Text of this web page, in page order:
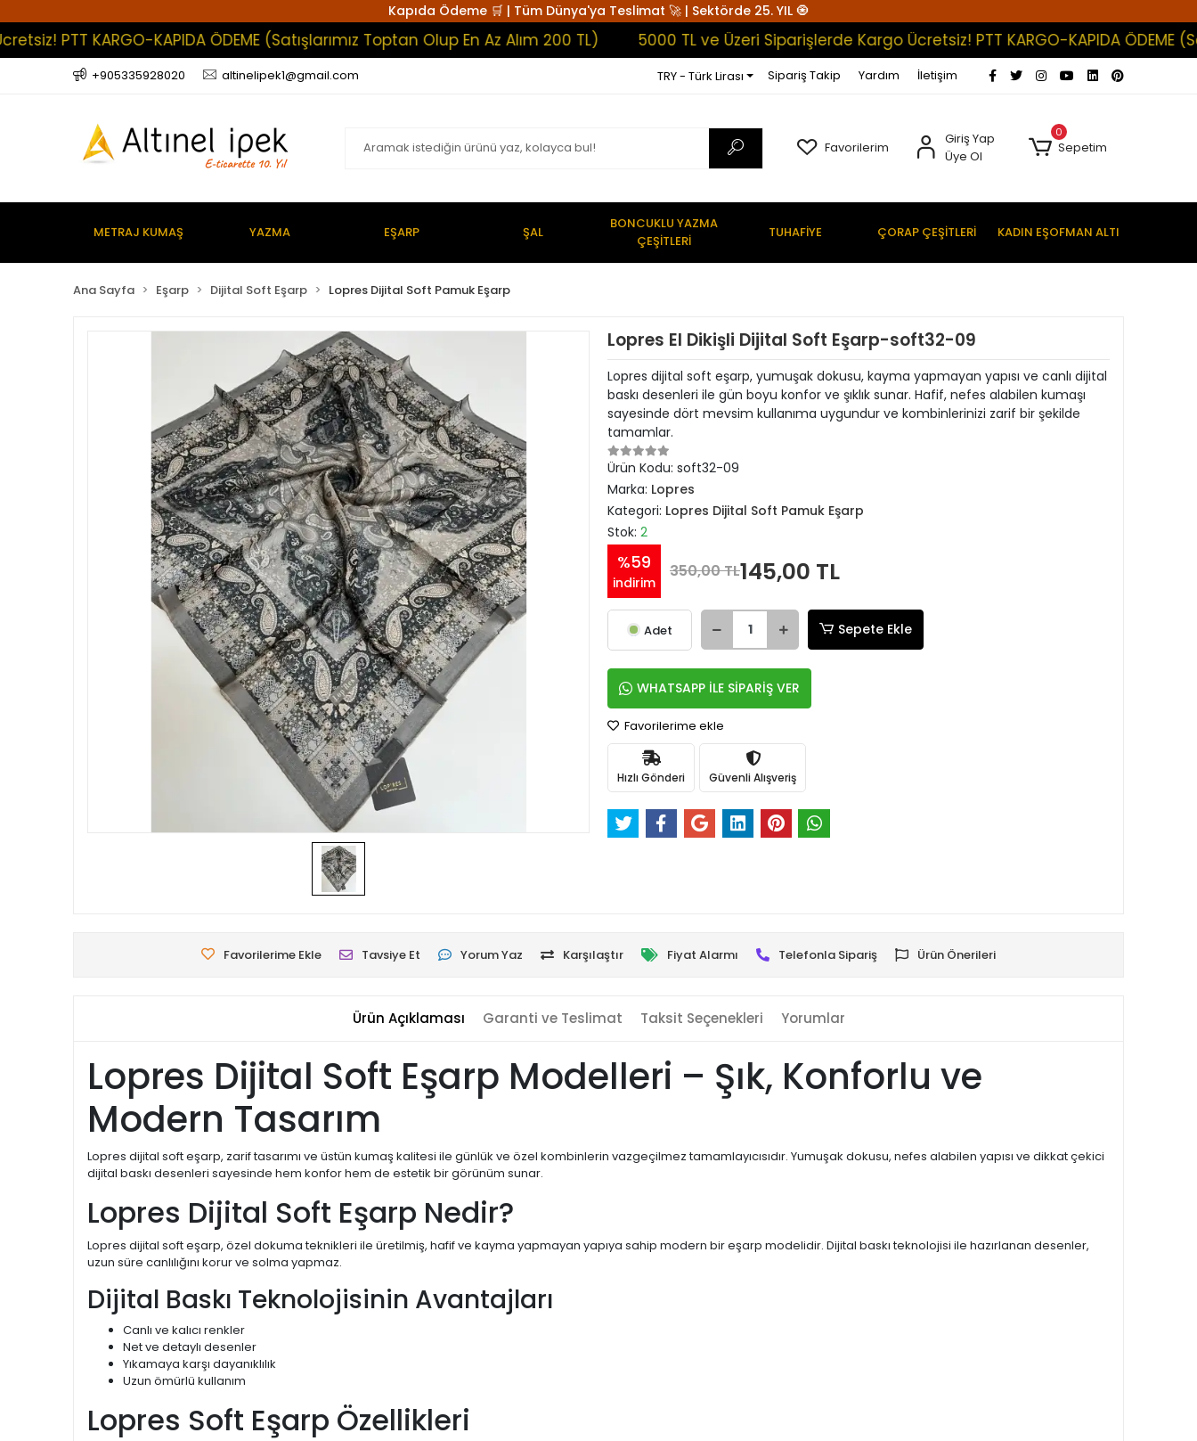
Kapıda Ödeme 🛒 | Tüm Dünya'ya Teslimat 🚀 | Sektörde 25. YIL 🧿
KARGO-KAPIDA ÖDEME (Satışlarımız Toptan Olup En Az Alım 200 TL) 5000 TL ve Üzeri Siparişlerde Kargo Ücretsiz! PTT KARGO-KAPIDA ÖDEME
+905335928020 altinelipek1@gmail.com TRY - Türk Lirası Sipariş Takip Yardım İletişim
Favorilerim
Giriş Yap
Üye Ol
0
Sepetim
METRAJ KUMAŞ YAZMA EŞARP ŞAL
BONCUKLU YAZMA
ÇEŞİTLERİ
TUHAFİYE ÇORAP ÇEŞİTLERİ KADIN EŞOFMAN ALTI
Ana Sayfa Eşarp Dijital Soft Eşarp Lopres Dijital Soft Pamuk Eşarp
Lopres El Dikişli Dijital Soft Eşarp-soft32-09
Lopres dijital soft eşarp, yumuşak dokusu, kayma yapmayan yapısı ve canlı dijital
baskı desenleri ile gün boyu konfor ve şıklık sunar. Hafif, nefes alabilen kumaşı
sayesinde dört mevsim kullanıma uygundur ve kombinlerinizi zarif bir şekilde
tamamlar.
Ürün Kodu: soft32-09
Marka: Lopres
Kategori: Lopres Dijital Soft Pamuk Eşarp
Stok: 2
%59
indirim
350,00 TL145,00 TL
Adet Sepete Ekle
WHATSAPP İLE SİPARİŞ VER
Favorilerime ekle
Hızlı Gönderi Güvenli Alışveriş
Favorilerime Ekle Tavsiye Et Yorum Yaz Karşılaştır Fiyat Alarmı Telefonla Sipariş Ürün Önerileri
Ürün Açıklaması Garanti ve Teslimat Taksit Seçenekleri Yorumlar
Lopres Dijital Soft Eşarp Modelleri – Şık, Konforlu ve
Modern Tasarım
Lopres dijital soft eşarp, zarif tasarımı ve üstün kumaş kalitesi ile günlük ve özel kombinlerin vazgeçilmez tamamlayıcısıdır. Yumuşak dokusu, nefes alabilen yapısı ve dikkat çekici
dijital baskı desenleri sayesinde hem konfor hem de estetik bir görünüm sunar.
Lopres Dijital Soft Eşarp Nedir?
Lopres dijital soft eşarp, özel dokuma teknikleri ile üretilmiş, hafif ve kayma yapmayan yapıya sahip modern bir eşarp modelidir. Dijital baskı teknolojisi ile hazırlanan desenler,
uzun süre canlılığını korur ve solma yapmaz.
Dijital Baskı Teknolojisinin Avantajları
Canlı ve kalıcı renkler
Net ve detaylı desenler
Yıkamaya karşı dayanıklılık
Uzun ömürlü kullanım
Lopres Soft Eşarp Özellikleri